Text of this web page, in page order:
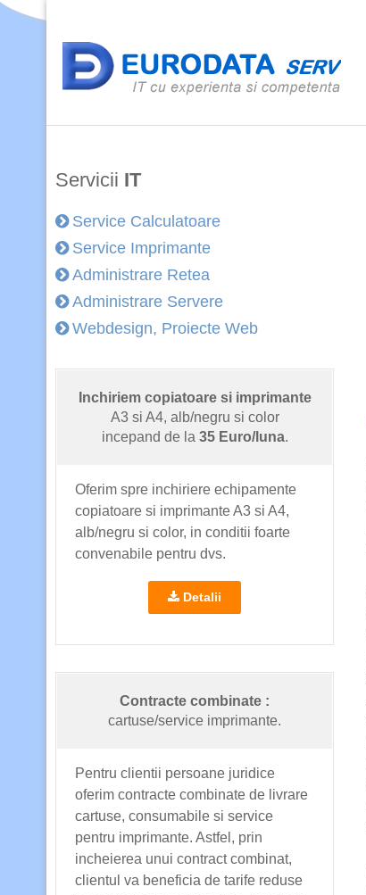
Servicii IT
Service Calculatoare
Service Imprimante
Administrare Retea
Administrare Servere
Webdesign, Proiecte Web
Inchiriem copiatoare si imprimante
A3 si A4, alb/negru si color
incepand de la 35 Euro/luna.
Oferim spre inchiriere echipamente
copiatoare si imprimante A3 si A4,
alb/negru si color, in conditii foarte
convenabile pentru dvs.
Detalii
Contracte combinate :
cartuse/service imprimante.
Pentru clientii persoane juridice
oferim contracte combinate de livrare
cartuse, consumabile si service
pentru imprimante. Astfel, prin
incheierea unui contract combinat,
clientul va beneficia de tarife reduse